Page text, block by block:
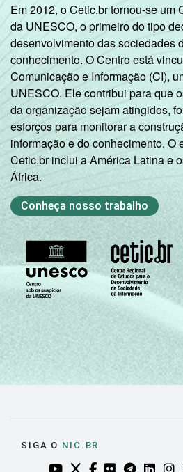
Não
respondeu
Classe
social
A
B
C
DE
Condição
de
atividade
PEA
Não PEA
Fonte: CGI.br/NIC.br,
Estudos para o
Sociedade da
Pesquisa sobre o Uso
Informação e
brasileiros - TIC
Em 2012, o Cetic.br tornou-se um
da UNESCO, o primeiro do tipo
desenvolvimento das sociedades
conhecimento. O Centro está
Comunicação e Informação (CI),
UNESCO. Ele contribui para que
da organização sejam atingidos,
esforços para monitorar a
informação e do conhecimento. O
Cetic.br inclui a América Latina e
África.
Conheça nosso trabalho
SIGA O NIC.BR
YOUTUBE DO NIC.BR
TWITTER DO NIC.BR
FACEBOOK DO
FLICKR DO